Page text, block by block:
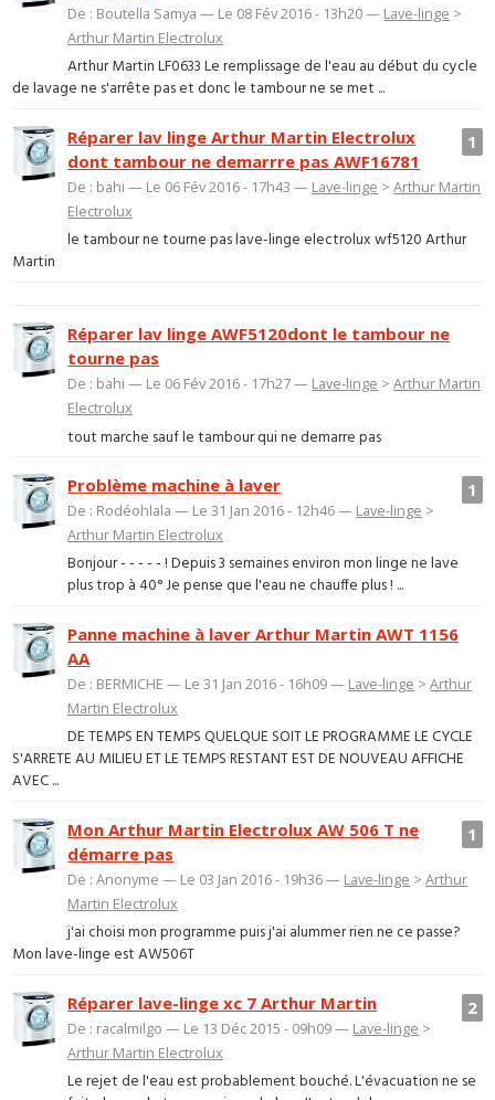
De : Boutella Samya — Le 08 Fév 2016 - 13h20 — Lave-linge >
Arthur Martin Electrolux
Arthur Martin LF0633 Le remplissage de l'eau au début du cycle
de lavage ne s'arrête pas et donc le tambour ne se met ...
1
Réparer lav linge Arthur Martin Electrolux
dont tambour ne demarrre pas AWF16781
De : bahi — Le 06 Fév 2016 - 17h43 — Lave-linge >Arthur Martin
Electrolux
le tambour ne tourne pas lave-linge electrolux wf5120 Arthur
Martin
Réparer lav linge AWF5120dont le tambour ne
tourne pas
De : bahi — Le 06 Fév 2016 - 17h27 — Lave-linge >Arthur Martin
Electrolux
tout marche sauf le tambour qui ne demarre pas
1
Problème machine à laver
De : Rodéohlala — Le 31 Jan 2016 - 12h46 — Lave-linge >
Arthur Martin Electrolux
Bonjour - - - - - ! Depuis 3 semaines environ mon linge ne lave
plus trop à 40° Je pense que l'eau ne chauffe plus ! ...
Panne machine à laver Arthur Martin AWT 1156
AA
De : BERMICHE — Le 31 Jan 2016 - 16h09 — Lave-linge >Arthur
Martin Electrolux
DE TEMPS EN TEMPS QUELQUE SOIT LE PROGRAMME LE CYCLE
S'ARRETE AU MILIEU ET LE TEMPS RESTANT EST DE NOUVEAU AFFICHE
AVEC ...
1
Mon Arthur Martin Electrolux AW 506 T ne
démarre pas
De : Anonyme — Le 03 Jan 2016 - 19h36 — Lave-linge >Arthur
Martin Electrolux
j'ai choisi mon programme puis j'ai alummer rien ne ce passe?
Mon lave-linge est AW506T
2
Réparer lave-linge xc 7 Arthur Martin
De : racalmilgo — Le 13 Déc 2015 - 09h09 — Lave-linge >
Arthur Martin Electrolux
Le rejet de l'eau est probablement bouché. L'évacuation ne se